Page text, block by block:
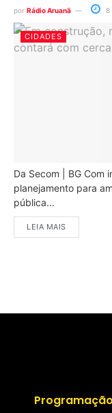
por Rádio Aruanã 8
CIDADES
Da Secom | BG Com
planejamento para
pública...
LEIA MAIS
Programação